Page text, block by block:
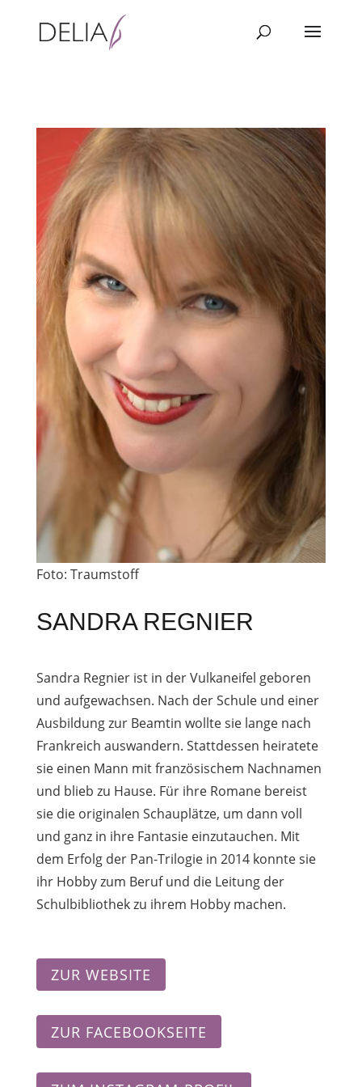
Foto: Traumstoff
SANDRA REGNIER
Sandra Regnier ist in der Vulkaneifel geboren
und aufgewachsen. Nach der Schule und einer
Ausbildung zur Beamtin wollte sie lange nach
Frankreich auswandern. Stattdessen heiratete
sie einen Mann mit französischem Nachnamen
und blieb zu Hause. Für ihre Romane bereist
sie die originalen Schauplätze, um dann voll
und ganz in ihre Fantasie einzutauchen. Mit
dem Erfolg der Pan-Trilogie in 2014 konnte sie
ihr Hobby zum Beruf und die Leitung der
Schulbibliothek zu ihrem Hobby machen.
ZUR WEBSITE
ZUR FACEBOOKSEITE